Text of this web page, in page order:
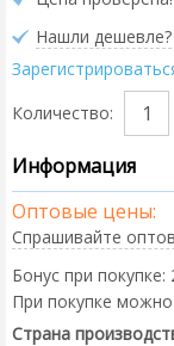
Нашли дешевле?
Количество:
Информация
Оптовые цены:
Спрашивайте
Бонус при покупке:
При покупке
Страна